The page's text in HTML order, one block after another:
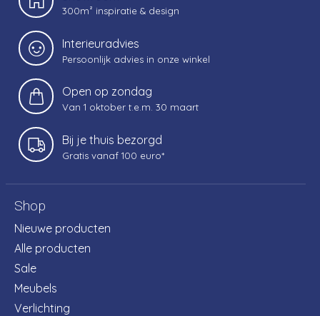
300m² inspiratie & design
Interieuradvies
Persoonlijk advies in onze winkel
Open op zondag
Van 1 oktober t.e.m. 30 maart
Bij je thuis bezorgd
Gratis vanaf 100 euro*
Shop
Nieuwe producten
Alle producten
Sale
Meubels
Verlichting